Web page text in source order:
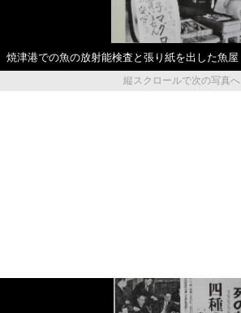
焼津港での魚の放射能検査と張り紙を出した魚屋
縦スクロールで次の写真へ